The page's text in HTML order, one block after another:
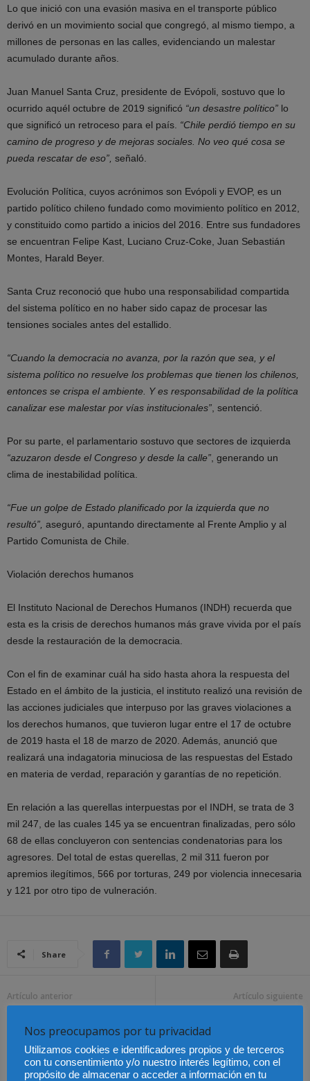
Lo que inició con una evasión masiva en el transporte público
derivó en un movimiento social que congregó, al mismo tiempo, a
millones de personas en las calles, evidenciando un malestar
acumulado durante años.
Juan Manuel Santa Cruz, presidente de Evópoli, sostuvo que lo
ocurrido aquél octubre de 2019 significó “un desastre político” lo
que significó un retroceso para el país. “Chile perdió tiempo en su
camino de progreso y de mejoras sociales. No veo qué cosa se
pueda rescatar de eso”, señaló.
Evolución Política, cuyos acrónimos son Evópoli y EVOP, es un
partido político chileno​ fundado como movimiento político en 2012,
y constituido como partido a inicios del 2016. Entre sus fundadores
se encuentran Felipe Kast, Luciano Cruz-Coke, Juan Sebastián
Montes, Harald Beyer.
Santa Cruz reconoció que hubo una responsabilidad compartida
del sistema político en no haber sido capaz de procesar las
tensiones sociales antes del estallido.
“Cuando la democracia no avanza, por la razón que sea, y el
sistema político no resuelve los problemas que tienen los chilenos,
entonces se crispa el ambiente. Y es responsabilidad de la política
canalizar ese malestar por vías institucionales”, sentenció.
Por su parte, el parlamentario sostuvo que sectores de izquierda
“azuzaron desde el Congreso y desde la calle”, generando un
clima de inestabilidad política.
“Fue un golpe de Estado planificado por la izquierda que no
resultó”, aseguró, apuntando directamente al Frente Amplio y al
Partido Comunista de Chile.
Violación derechos humanos
El Instituto Nacional de Derechos Humanos (INDH) recuerda que
esta es la crisis de derechos humanos más grave vivida por el país
desde la restauración de la democracia.
Con el fin de examinar cuál ha sido hasta ahora la respuesta del
Estado en el ámbito de la justicia, el instituto realizó una revisión de
las acciones judiciales que interpuso por las graves violaciones a
los derechos humanos, que tuvieron lugar entre el 17 de octubre
de 2019 hasta el 18 de marzo de 2020. Además, anunció que
realizará una indagatoria minuciosa de las respuestas del Estado
en materia de verdad, reparación y garantías de no repetición.
En relación a las querellas interpuestas por el INDH, se trata de 3
mil 247, de las cuales 145 ya se encuentran finalizadas, pero sólo
68 de ellas concluyeron con sentencias condenatorias para los
agresores. Del total de estas querellas, 2 mil 311 fueron por
apremios ilegítimos, 566 por torturas, 249 por violencia innecesaria
y 121 por otro tipo de vulneración.
Share
Artículo anterior
el T-MEC?
Artículo siguiente
tendrá la Ley Orgánica
para la protección de
menores en entornos
digitales
Nos preocupamos por tu privacidad
Utilizamos cookies e identificadores propios y de terceros
con tu consentimiento y/o nuestro interés legítimo, con el
propósito de almacenar o acceder a información en tu